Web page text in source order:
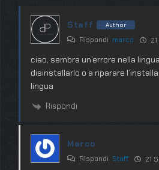
Staff Author
Rispondi marco
ciao, sembra un’errore nella
disinstallarlo o a riparare
lingua
Rispondi
Marco
Rispondi Staff 21